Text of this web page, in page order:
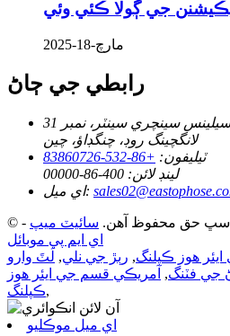
جي ڳولا ڪئي وئي
مارچ-18-2025
رابطي جي ڄاڻ
1618، بلڊنگ 4، ايڪسيلينس سينچري سينٽر، نمبر 31
لانگچينگ روڊ، چنگڊاؤ، چين
ٽيليفون: +86-532-83860726
لينڊ لائن: 400-86-00000
اي ميل:
سائيٽ ميپ -
اي ايم پي موبائل
هوز ڪپلنگ, رٻڙ جي نلي, لَٽَ وارو
جي فٽنگ, آمريڪي قسم جي ايئر هوز
ڪپلنگ,
اي ميل موڪليو